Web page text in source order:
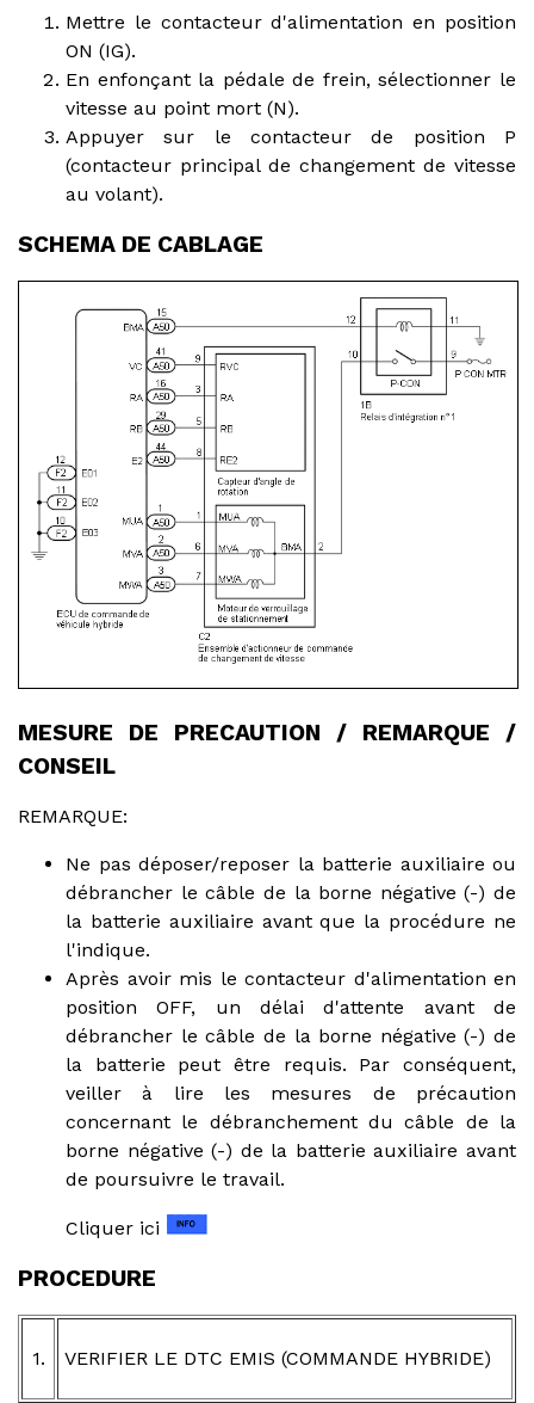
Mettre le contacteur d'alimentation en position
ON (IG).
En enfonçant la pédale de frein, sélectionner le
vitesse au point mort (N).
Appuyer sur le contacteur de position P
(contacteur principal de changement de vitesse
au volant).
SCHEMA DE CABLAGE
MESURE DE PRECAUTION / REMARQUE /
CONSEIL
REMARQUE:
Ne pas déposer/reposer la batterie auxiliaire ou
débrancher le câble de la borne négative (-) de
la batterie auxiliaire avant que la procédure ne
l'indique.
Après avoir mis le contacteur d'alimentation en
position OFF, un délai d'attente avant de
débrancher le câble de la borne négative (-) de
la batterie peut être requis. Par conséquent,
veiller à lire les mesures de précaution
concernant le débranchement du câble de la
borne négative (-) de la batterie auxiliaire avant
de poursuivre le travail.
Cliquer ici
PROCEDURE
1. VERIFIER LE DTC EMIS (COMMANDE HYBRIDE)